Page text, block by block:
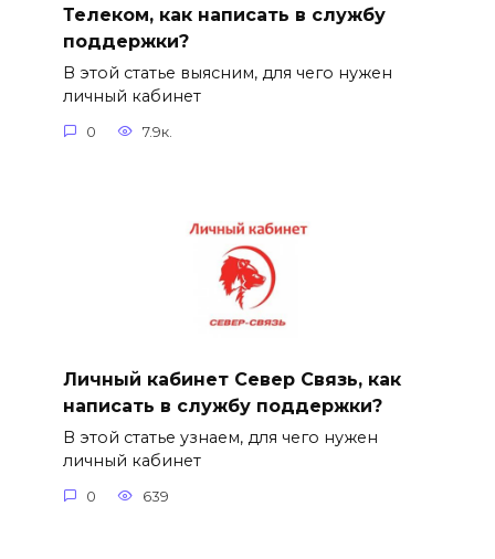
Телеком, как написать в службу
поддержки?
В этой статье выясним, для чего нужен
личный кабинет
0 7.9к.
Личный кабинет Север Связь, как
написать в службу поддержки?
В этой статье узнаем, для чего нужен
личный кабинет
0 639